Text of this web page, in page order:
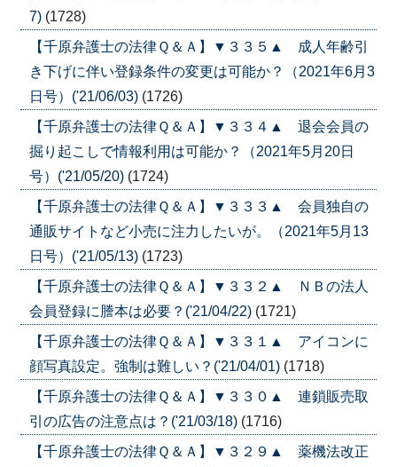
7) (1728)
【千原弁護士の法律Ｑ＆Ａ】▼３３５▲ 成人年齢引
き下げに伴い登録条件の変更は可能か？（2021年6月3
日号）('21/06/03) (1726)
【千原弁護士の法律Ｑ＆Ａ】▼３３４▲ 退会会員の
掘り起こしで情報利用は可能か？（2021年5月20日
号）('21/05/20) (1724)
【千原弁護士の法律Ｑ＆Ａ】▼３３３▲ 会員独自の
通販サイトなど小売に注力したいが。（2021年5月13
日号）('21/05/13) (1723)
【千原弁護士の法律Ｑ＆Ａ】▼３３２▲ ＮＢの法人
会員登録に謄本は必要？('21/04/22) (1721)
【千原弁護士の法律Ｑ＆Ａ】▼３３１▲ アイコンに
顔写真設定。強制は難しい？('21/04/01) (1718)
【千原弁護士の法律Ｑ＆Ａ】▼３３０▲ 連鎖販売取
引の広告の注意点は？('21/03/18) (1716)
【千原弁護士の法律Ｑ＆Ａ】▼３２９▲ 薬機法改正